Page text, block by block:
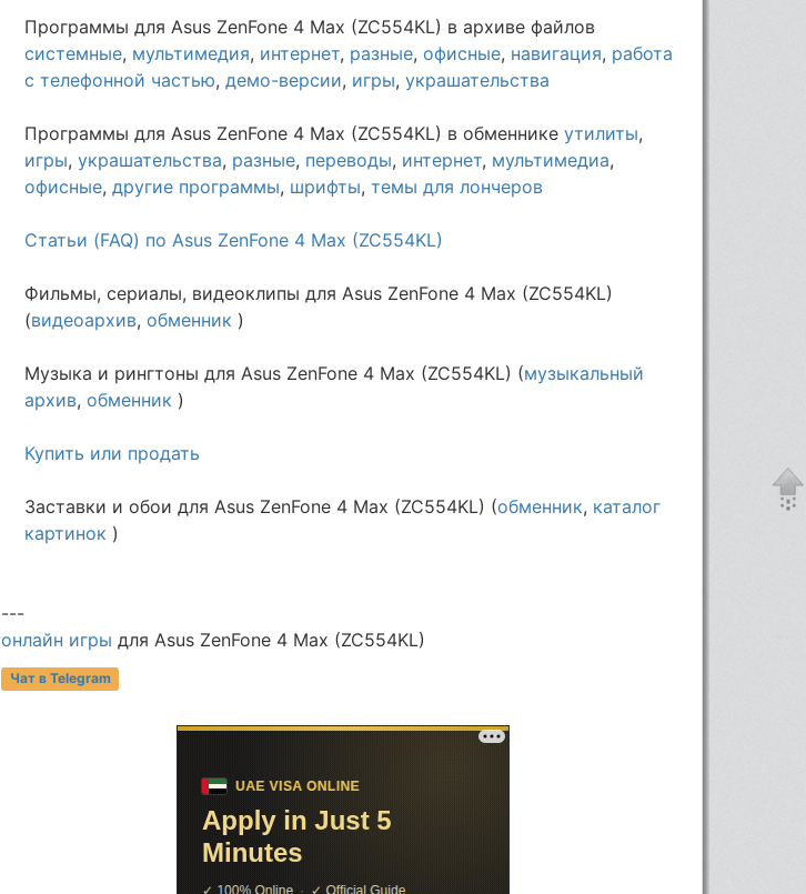
Программы для Asus ZenFone 4 Max (ZC554KL) в архиве файлов
системные, мультимедия, интернет, разные,офисные, навигация, работа
с телефонной частью,демо-версии, игры,украшательства
Программы для Asus ZenFone 4 Max (ZC554KL) в обменникеутилиты,
игры,украшательства, разные, переводы, интернет, мультимедиа,
офисные,другие программы, шрифты,темы для лончеров
Статьи (FAQ) по Asus ZenFone 4 Max (ZC554KL)
Фильмы, сериалы, видеоклипы для Asus ZenFone 4 Max (ZC554KL)
(видеоархив,обменник )
Музыка и рингтоны для Asus ZenFone 4 Max (ZC554KL) (музыкальный
архив,обменник )
Купить или продать
Заставки и обои для Asus ZenFone 4 Max (ZC554KL) (обменник, каталог
картинок )
---
онлайн игры для Asus ZenFone 4 Max (ZC554KL)
Чат в Telegram